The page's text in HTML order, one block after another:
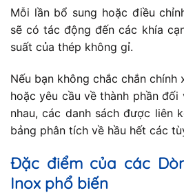
Mỗi lần bổ sung hoặc điều
sẽ có tác động đến các khía
suất của thép không gỉ.
Nếu bạn không chắc chắn chính
hoặc yêu cầu về thành phần
nhau, các danh sách được liên
bảng phân tích về hầu hết các
Đặc điểm của các
Inox phổ biến